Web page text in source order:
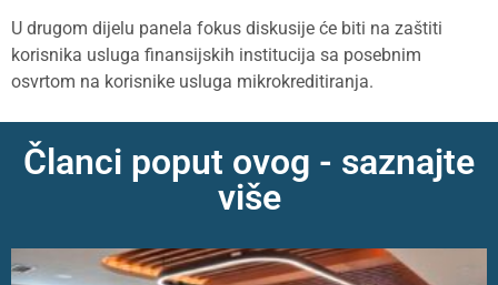
U drugom dijelu panela fokus diskusije će biti na zaštiti
korisnika usluga finansijskih institucija sa posebnim
osvrtom na korisnike usluga mikrokreditiranja.
Članci poput ovog - saznajte
više